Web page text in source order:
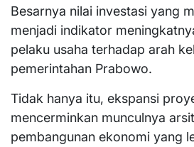
Besarnya nilai investasi yang
menjadi indikator
pelaku usaha terhadap arah
pemerintahan Prabowo.
Tidak hanya itu, ekspansi
mencerminkan munculnya
pembangunan ekonomi yang